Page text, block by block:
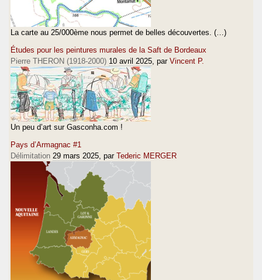
La carte au 25/000ème nous permet de belles découvertes. (…)
Études pour les peintures murales de la Saft de Bordeaux
Pierre THERON (1918-2000) 10 avril 2025 , par Vincent P.
Un peu d’art sur Gasconha.com !
Pays d’Armagnac #1
Délimitation 29 mars 2025 , par Tederic MERGER